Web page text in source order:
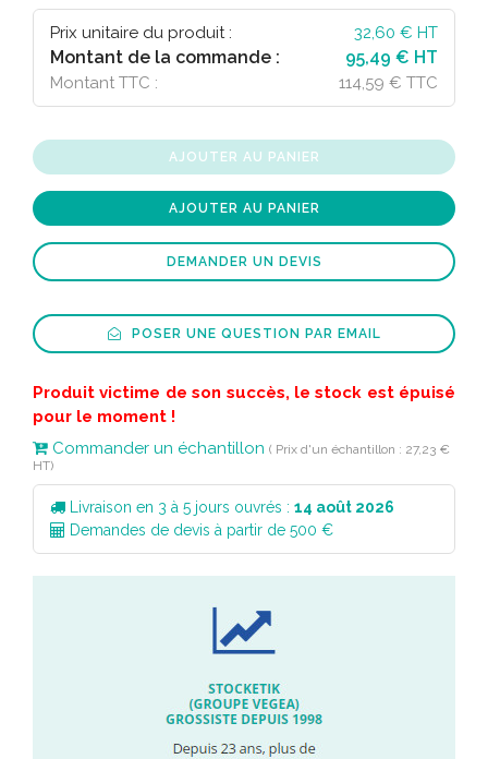
Prix unitaire du produit : 32,60 € HT
Montant de la commande : 95,49 € HT
Montant TTC : 114,59 € TTC
AJOUTER AU PANIER
AJOUTER AU PANIER
DEMANDER UN DEVIS
POSER UNE QUESTION PAR EMAIL
Produit victime de son succès, le stock est épuisé
pour le moment !
Commander un échantillon ( Prix d'un échantillon : 27,23 €
HT)
Livraison en 3 à 5 jours ouvrés : 14 août 2026
Demandes de devis à partir de 500 €